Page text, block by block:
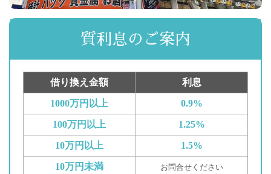
質利息のご案内
借り換え金額 利息
1000万円以上 0.9%
100万円以上 1.25%
10万円以上 1.5%
10万円未満 お問合せください